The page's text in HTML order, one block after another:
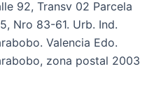
92, Transv 02 Parcela
Nro 83-61. Urb. Ind.
Valencia Edo.
zona postal 2003